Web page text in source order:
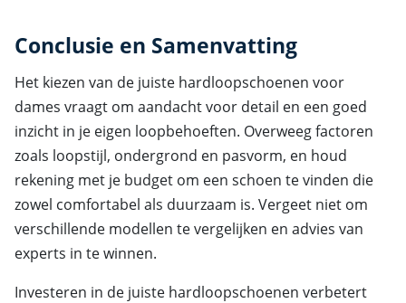
Conclusie en Samenvatting
Het kiezen van de juiste hardloopschoenen voor
dames vraagt om aandacht voor detail en een goed
inzicht in je eigen loopbehoeften. Overweeg factoren
zoals loopstijl, ondergrond en pasvorm, en houd
rekening met je budget om een schoen te vinden die
zowel comfortabel als duurzaam is. Vergeet niet om
verschillende modellen te vergelijken en advies van
experts in te winnen.
Investeren in de juiste hardloopschoenen verbetert